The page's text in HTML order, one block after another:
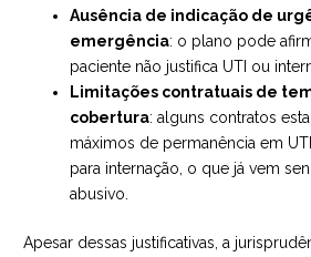
Ausência de indicação de
emergência: o plano pode
paciente não justifica UTI ou
Limitações contratuais de
cobertura: alguns contratos
máximos de permanência em
para internação, o que já vem
abusivo.
Apesar dessas justificativas, a